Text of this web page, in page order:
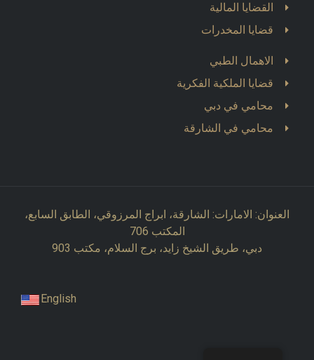
القضايا المالية
قضايا المخدرات
الاهمال الطبي
قضايا الملكية الفكرية
محامي في دبي
محامي في الشارقة
العنوان: الامارات: الشارقة، ابراج المرزوقي، الطابق السابع،
المكتب 706
دبي، طريق الشيخ زايد، برج السلام، مكتب 903
English